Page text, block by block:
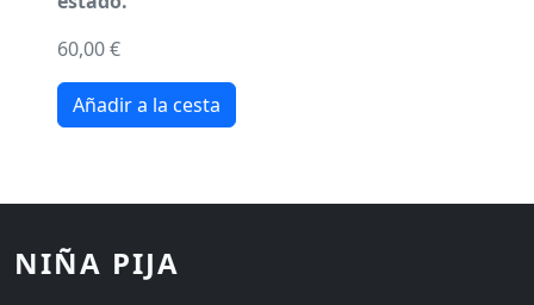
60,00 €
NIÑA PIJA